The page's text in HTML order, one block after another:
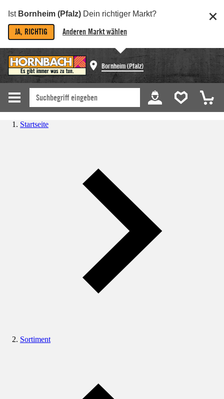
Ist Bornheim (Pfalz) Dein richtiger Markt?
JA, RICHTIG Anderen Markt wählen
Bornheim (Pfalz)
Startseite
Sortiment